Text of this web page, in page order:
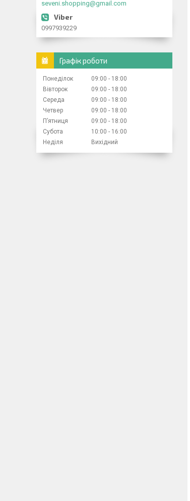
seveni.shopping@gmail.com
0997939229
Графік роботи
Понеділок 09:00
18:00
Вівторок
09:00
18:00
Середа
09:00
18:00
Четвер
09:00
18:00
Пʼятниця
09:00
18:00
Субота
10:00
16:00
Неділя
Вихідний